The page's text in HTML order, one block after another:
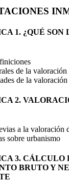
1. ¿QUÉ SON
de la valoración
de la
2.
a la valoración
sobre urbanismo
3. CÁLCULO
BRUTO Y